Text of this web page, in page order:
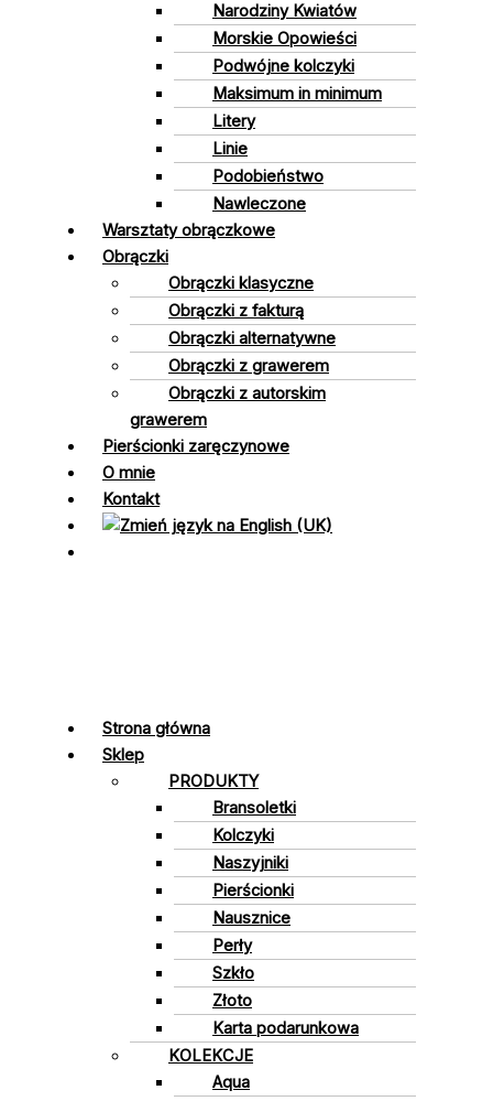
Narodziny Kwiatów
Morskie Opowieści
Podwójne kolczyki
Maksimum in minimum
Litery
Linie
Podobieństwo
Nawleczone
Warsztaty obrączkowe
Obrączki
Obrączki klasyczne
Obrączki z fakturą
Obrączki alternatywne
Obrączki z grawerem
Obrączki z autorskim
grawerem
Pierścionki zaręczynowe
O mnie
Kontakt
Strona główna
Sklep
PRODUKTY
Bransoletki
Kolczyki
Naszyjniki
Pierścionki
Nausznice
Perły
Szkło
Złoto
Karta podarunkowa
KOLEKCJE
Aqua